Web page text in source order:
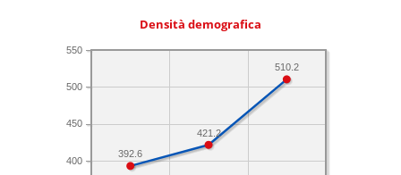
Densità demografica
400
450
500
550
510.2
421.2
392.6